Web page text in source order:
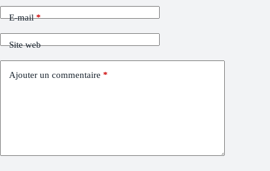
E-mail*
Site web
Ajouter un commentaire *